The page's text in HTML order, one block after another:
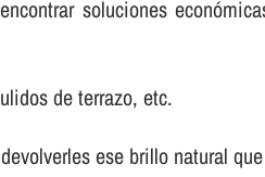
soluciones
de terrazo, etc.
ese brillo natural